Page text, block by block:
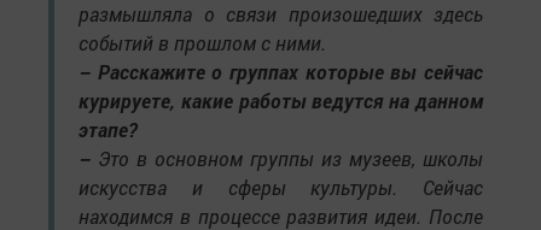
размышляла о связи произошедших здесь
событий в прошлом с ними.
– Расскажите о группах которые вы сейчас
курируете, какие работы ведутся на данном
этапе?
– Это в основном группы из музеев, школы
искусства и сферы культуры. Сейчас
находимся в процессе развития идеи. После